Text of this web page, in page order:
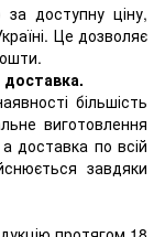
доступну ціну,
Це дозволяє
більшість
виготовлення
доставка по всій
завдяки